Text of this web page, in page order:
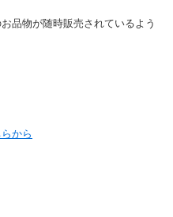
品物が随時販売されているよう
から